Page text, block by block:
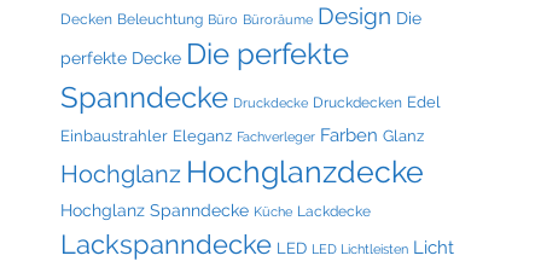
Decken Beleuchtung Büro Büroräume Design Die
perfekte Decke Die perfekte
Spanndecke Druckdecke Druckdecken Edel
Einbaustrahler Eleganz Fachverleger Farben Glanz
Hochglanz Hochglanzdecke
Hochglanz Spanndecke Küche Lackdecke
Lackspanndecke LED LED Lichtleisten Licht